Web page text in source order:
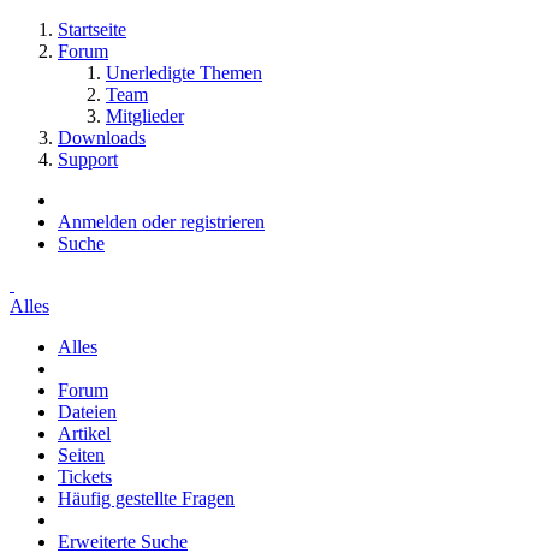
Startseite
Forum
Unerledigte Themen
Team
Mitglieder
Downloads
Support
Anmelden oder registrieren
Suche
Alles
Alles
Forum
Dateien
Artikel
Seiten
Tickets
Häufig gestellte Fragen
Erweiterte Suche